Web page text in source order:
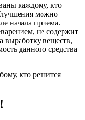
каждому, кто
можно
начала приема.
не содержит
выработку веществ,
данного средства